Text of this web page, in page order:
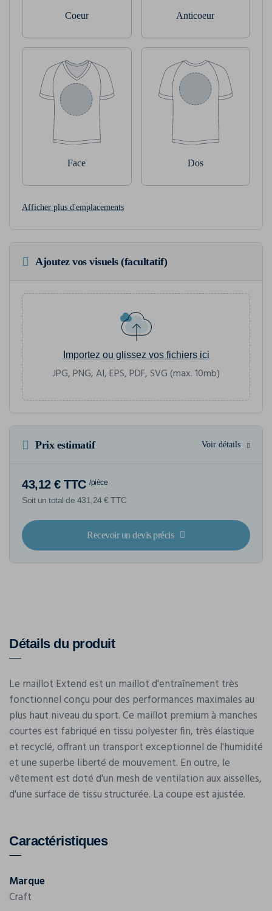
Coeur Anticoeur
Face Dos
Afficher plus d'emplacements
Ajoutez vos visuels (facultatif)
Importez ou glissez vos fichiers ici
JPG, PNG, AI, EPS, PDF, SVG (max. 10mb)
Prix estimatif Voir détails
43,12 € TTC /pièce
Soit un total de 431,24 € TTC
Recevoir un devis précis
Détails du produit
Le maillot Extend est un maillot d'entraînement très
fonctionnel conçu pour des performances maximales au
plus haut niveau du sport. Ce maillot premium à manches
courtes est fabriqué en tissu polyester fin, très élastique
et recyclé, offrant un transport exceptionnel de l'humidité
et une superbe liberté de mouvement. En outre, le
vêtement est doté d'un mesh de ventilation aux aisselles,
d'une surface de tissu structurée. La coupe est ajustée.
Caractéristiques
Marque
Craft